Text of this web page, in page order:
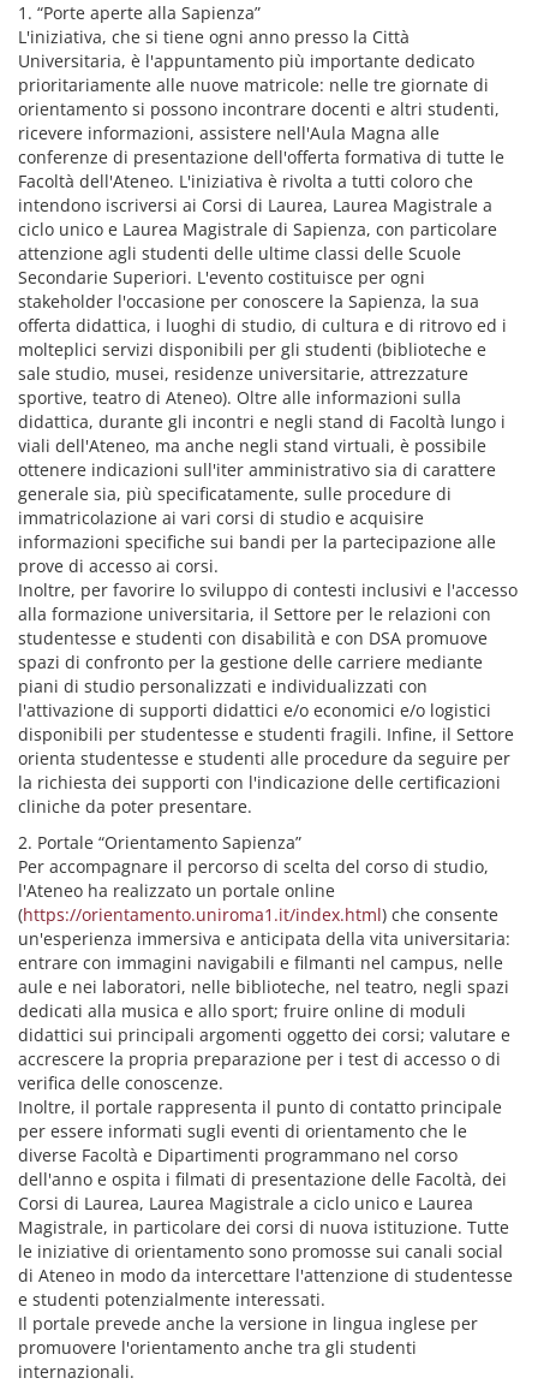
1. “Porte aperte alla Sapienza”
L'iniziativa, che si tiene ogni anno presso la Città
Universitaria, è l'appuntamento più importante dedicato
prioritariamente alle nuove matricole: nelle tre giornate di
orientamento si possono incontrare docenti e altri studenti,
ricevere informazioni, assistere nell'Aula Magna alle
conferenze di presentazione dell'offerta formativa di tutte le
Facoltà dell'Ateneo. L'iniziativa è rivolta a tutti coloro che
intendono iscriversi ai Corsi di Laurea, Laurea Magistrale a
ciclo unico e Laurea Magistrale di Sapienza, con particolare
attenzione agli studenti delle ultime classi delle Scuole
Secondarie Superiori. L'evento costituisce per ogni
stakeholder l'occasione per conoscere la Sapienza, la sua
offerta didattica, i luoghi di studio, di cultura e di ritrovo ed i
molteplici servizi disponibili per gli studenti (biblioteche e
sale studio, musei, residenze universitarie, attrezzature
sportive, teatro di Ateneo). Oltre alle informazioni sulla
didattica, durante gli incontri e negli stand di Facoltà lungo i
viali dell'Ateneo, ma anche negli stand virtuali, è possibile
ottenere indicazioni sull'iter amministrativo sia di carattere
generale sia, più specificatamente, sulle procedure di
immatricolazione ai vari corsi di studio e acquisire
informazioni specifiche sui bandi per la partecipazione alle
prove di accesso ai corsi.
Inoltre, per favorire lo sviluppo di contesti inclusivi e l'accesso
alla formazione universitaria, il Settore per le relazioni con
studentesse e studenti con disabilità e con DSA promuove
spazi di confronto per la gestione delle carriere mediante
piani di studio personalizzati e individualizzati con
l'attivazione di supporti didattici e/o economici e/o logistici
disponibili per studentesse e studenti fragili. Infine, il Settore
orienta studentesse e studenti alle procedure da seguire per
la richiesta dei supporti con l'indicazione delle certificazioni
cliniche da poter presentare.
2. Portale “Orientamento Sapienza”
Per accompagnare il percorso di scelta del corso di studio,
l'Ateneo ha realizzato un portale online
(https://orientamento.uniroma1.it/index.html) che consente
un'esperienza immersiva e anticipata della vita universitaria:
entrare con immagini navigabili e filmanti nel campus, nelle
aule e nei laboratori, nelle biblioteche, nel teatro, negli spazi
dedicati alla musica e allo sport; fruire online di moduli
didattici sui principali argomenti oggetto dei corsi; valutare e
accrescere la propria preparazione per i test di accesso o di
verifica delle conoscenze.
Inoltre, il portale rappresenta il punto di contatto principale
per essere informati sugli eventi di orientamento che le
diverse Facoltà e Dipartimenti programmano nel corso
dell'anno e ospita i filmati di presentazione delle Facoltà, dei
Corsi di Laurea, Laurea Magistrale a ciclo unico e Laurea
Magistrale, in particolare dei corsi di nuova istituzione. Tutte
le iniziative di orientamento sono promosse sui canali social
di Ateneo in modo da intercettare l'attenzione di studentesse
e studenti potenzialmente interessati.
Il portale prevede anche la versione in lingua inglese per
promuovere l'orientamento anche tra gli studenti
internazionali.